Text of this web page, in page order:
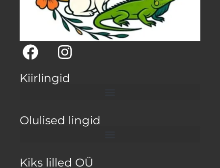
Kiirlingid
Olulised lingid
Kiks lilled OÜ